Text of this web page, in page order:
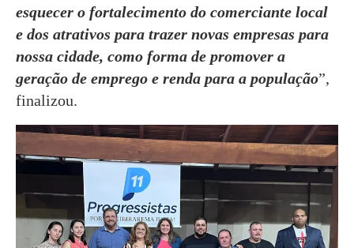
esquecer o fortalecimento do comerciante local
e dos atrativos para trazer novas empresas para
nossa cidade, como forma de promover a
geração de emprego e renda para a população”,
finalizou.